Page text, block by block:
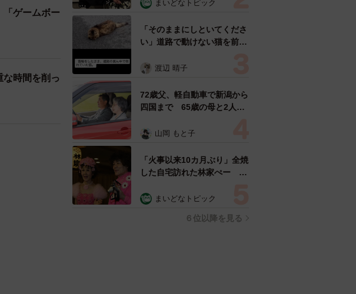
ゲームボー
時間を削っ
まいどなトピック
「そのままにしといてくださ
い」道路で動けない猫を前に
ようとした4日間 「命の重
表の訴え
渡辺 晴子
72歳父、軽自動車で新潟から
四国まで 65歳の母と2人で
憩まで分刻み… 「大学生で
山岡 もと子
「火事以来10カ月ぶり」全焼
した自宅訪れた林家ぺー 内
ン状態の部屋に呆然
まいどなトピック
６位以降を見る